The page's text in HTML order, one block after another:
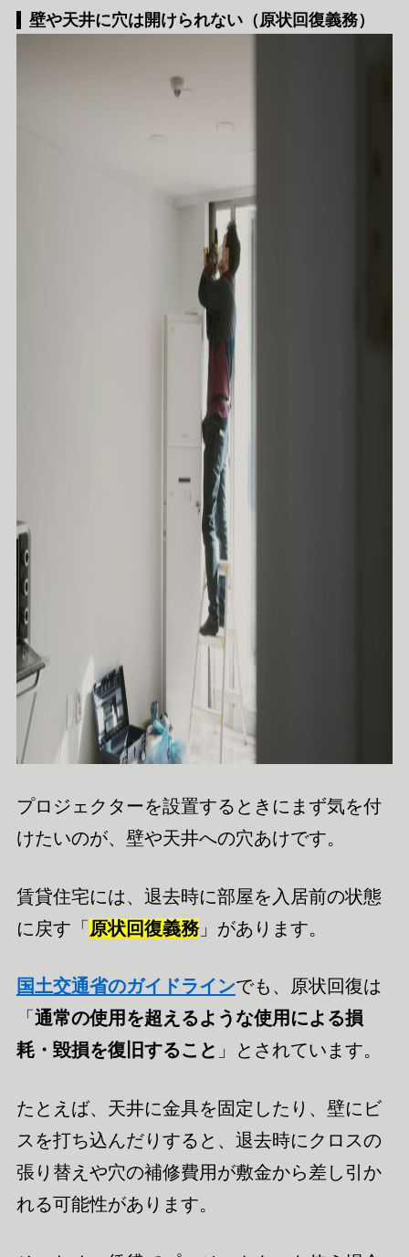
壁や天井に穴は開けられない（原状回復義務）
プロジェクターを設置するときにまず気を付
けたいのが、壁や天井への穴あけです。
賃貸住宅には、退去時に部屋を入居前の状態
に戻す「原状回復義務」があります。
国土交通省のガイドラインでも、原状回復は
「 通常の使用を超えるような使用による損
耗・毀損を復旧すること 」とされています。
たとえば、天井に金具を固定したり、壁にビ
スを打ち込んだりすると、退去時にクロスの
張り替えや穴の補修費用が敷金から差し引か
れる可能性があります。